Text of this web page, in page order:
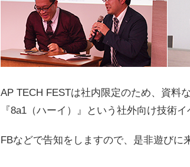
AP TECH FESTは社内限定のため、資料
『8a1（ハーイ）』という社外向け技術
FBなどで告知をしますので、是非遊びに